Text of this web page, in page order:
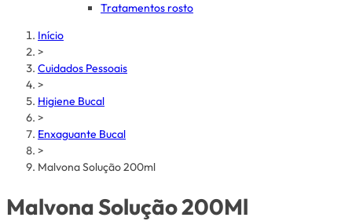
Tratamentos rosto
Início
>
Cuidados Pessoais
>
Higiene Bucal
>
Enxaguante Bucal
>
Malvona Solução 200ml
Malvona Solução 200Ml